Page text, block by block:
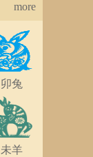
more
卯兔
未羊